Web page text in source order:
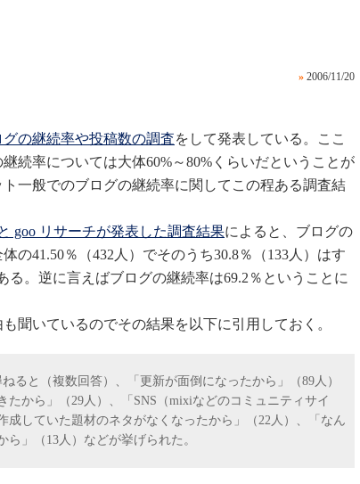
» 2006/11/20
の継続率や投稿数の調査をして発表している。ここ
続率については大体60%～80%くらいだということが
一般でのブログの継続率に関してこの程ある調査結
goo リサーチが発表した調査結果によると、ブログの
の41.50％（432人）でそのうち30.8％（133人）はす
る。逆に言えばブログの継続率は69.2％ということに
聞いているのでその結果を以下に引用しておく。
ると（複数回答）、「更新が面倒になったから」（89人）
たから」（29人）、「SNS（mixiなどのコミュニティサイ
成していた題材のネタがなくなったから」（22人）、「なん
」（13人）などが挙げられた。